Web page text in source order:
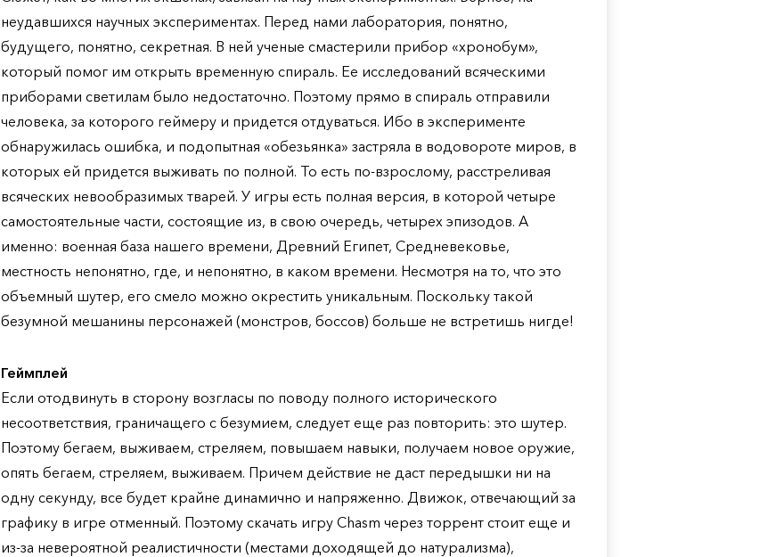
неудавшихся научных экспериментах. Перед нами лаборатория, понятно,
будущего, понятно, секретная. В ней ученые смастерили прибор «хронобум»,
который помог им открыть временную спираль. Ее исследований всяческими
приборами светилам было недостаточно. Поэтому прямо в спираль отправили
человека, за которого геймеру и придется отдуваться. Ибо в эксперименте
обнаружилась ошибка, и подопытная «обезьянка» застряла в водовороте миров, в
которых ей придется выживать по полной. То есть по-взрослому, расстреливая
всяческих невообразимых тварей. У игры есть полная версия, в которой четыре
самостоятельные части, состоящие из, в свою очередь, четырех эпизодов. А
именно: военная база нашего времени, Древний Египет, Средневековье,
местность непонятно, где, и непонятно, в каком времени. Несмотря на то, что это
объемный шутер, его смело можно окрестить уникальным. Поскольку такой
безумной мешанины персонажей (монстров, боссов) больше не встретишь нигде!
Геймплей
Если отодвинуть в сторону возгласы по поводу полного исторического
несоответствия, граничащего с безумием, следует еще раз повторить: это шутер.
Поэтому бегаем, выживаем, стреляем, повышаем навыки, получаем новое оружие,
опять бегаем, стреляем, выживаем. Причем действие не даст передышки ни на
одну секунду, все будет крайне динамично и напряженно. Движок, отвечающий за
графику в игре отменный. Поэтому скачать игру Chasm через торрент стоит еще и
из-за невероятной реалистичности (местами доходящей до натурализма),